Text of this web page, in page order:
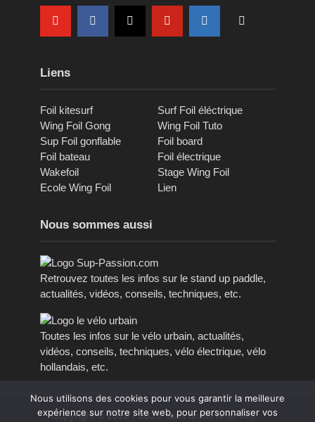
Liens
Foil kitesurf
Surf Foil éléctrique
Wing Foil Gong
Wing Foil Tuto
Sup Foil gonflable
Foil board
Foil bateau
Foil électrique
Wakefoil
Stage Wing Foil
Ecole Wing Foil
Lien
Nous sommes aussi
Retrouvez toutes les infos sur le stand up paddle,
actualités, vidéos, conseils, techniques, etc.
Toutes les infos sur le vélo urbain, actualités,
vidéos, conseils, techniques, vélo électrique, vélo
hollandais, etc.
Copyright © 2016 - 2023, tous droits réservés.
Nous utilisons des cookies pour vous garantir la meilleure
expérience sur notre site web, pour personnaliser vos